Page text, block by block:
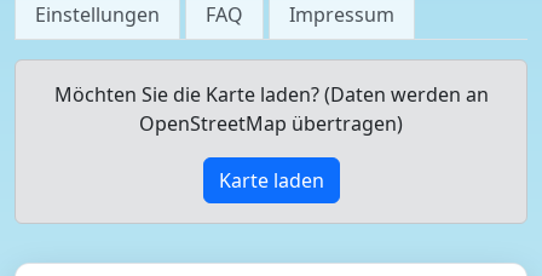
Einstellungen
FAQ Impressum
Möchten Sie die Karte laden? (Daten werden an
OpenStreetMap übertragen)
Karte laden